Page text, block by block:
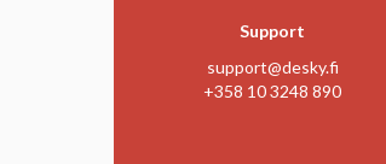
Support
support@desky.fi
+358 10 3248 890